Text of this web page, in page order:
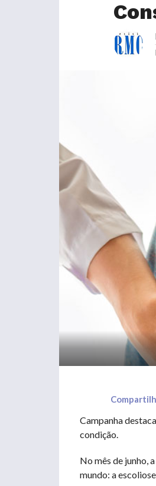
Campanha
condição.
No mês de junho,
mundo: a